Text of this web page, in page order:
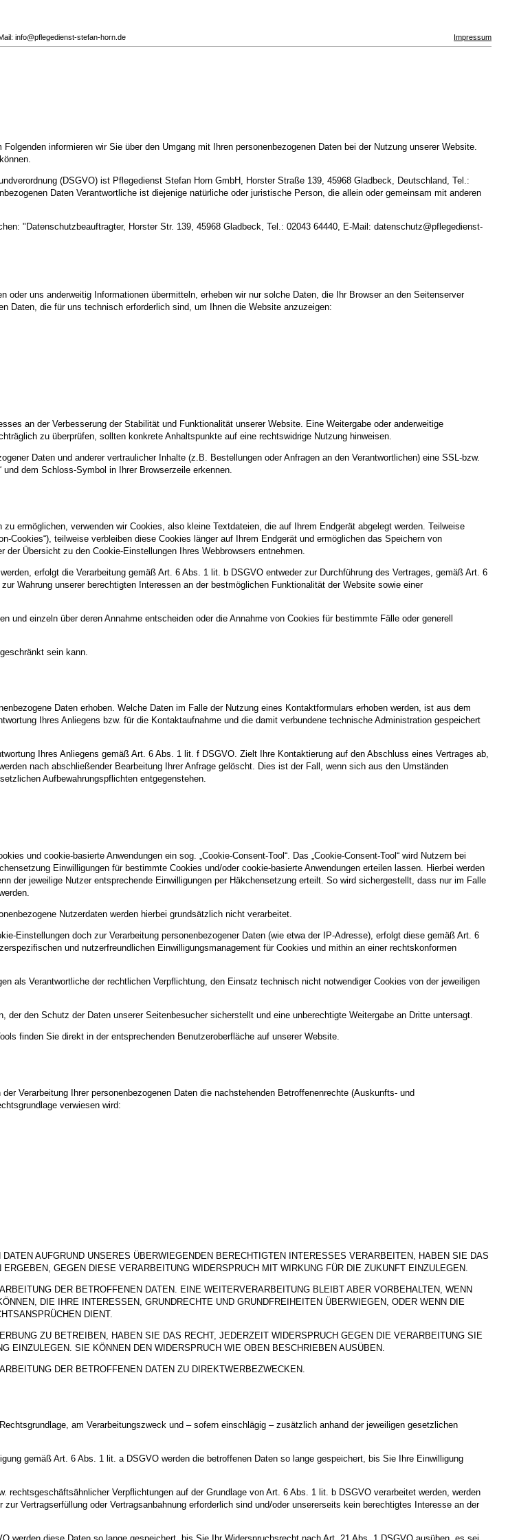
info@pflegedienst-stefan-horn.de Impressum
informieren wir Sie über den Umgang mit Ihren personenbezogenen Daten bei der Nutzung unserer Website.
(DSGVO) ist Pflegedienst Stefan Horn GmbH, Horster Straße 139, 45968 Gladbeck, Deutschland, Tel.:
Daten Verantwortliche ist diejenige natürliche oder juristische Person, die allein oder gemeinsam mit anderen
"Datenschutzbeauftragter, Horster Str. 139, 45968 Gladbeck, Tel.: 02043 64440, E-Mail: datenschutz@pflegedienst-
uns anderweitig Informationen übermitteln, erheben wir nur solche Daten, die Ihr Browser an den Seitenserver
Daten, die für uns technisch erforderlich sind, um Ihnen die Website anzuzeigen:
an der Verbesserung der Stabilität und Funktionalität unserer Website. Eine Weitergabe oder anderweitige
zu überprüfen, sollten konkrete Anhaltspunkte auf eine rechtswidrige Nutzung hinweisen.
Daten und anderer vertraulicher Inhalte (z.B. Bestellungen oder Anfragen an den Verantwortlichen) eine SSL-bzw.
dem Schloss-Symbol in Ihrer Browserzeile erkennen.
ermöglichen, verwenden wir Cookies, also kleine Textdateien, die auf Ihrem Endgerät abgelegt werden. Teilweise
teilweise verbleiben diese Cookies länger auf Ihrem Endgerät und ermöglichen das Speichern von
Übersicht zu den Cookie-Einstellungen Ihres Webbrowsers entnehmen.
erfolgt die Verarbeitung gemäß Art. 6 Abs. 1 lit. b DSGVO entweder zur Durchführung des Vertrages, gemäß Art. 6
Wahrung unserer berechtigten Interessen an der bestmöglichen Funktionalität der Website sowie einer
einzeln über deren Annahme entscheiden oder die Annahme von Cookies für bestimmte Fälle oder generell
sein kann.
Daten erhoben. Welche Daten im Falle der Nutzung eines Kontaktformulars erhoben werden, ist aus dem
Ihres Anliegens bzw. für die Kontaktaufnahme und die damit verbundene technische Administration gespeichert
Ihres Anliegens gemäß Art. 6 Abs. 1 lit. f DSGVO. Zielt Ihre Kontaktierung auf den Abschluss eines Vertrages ab,
nach abschließender Bearbeitung Ihrer Anfrage gelöscht. Dies ist der Fall, wenn sich aus den Umständen
Aufbewahrungspflichten entgegenstehen.
und cookie-basierte Anwendungen ein sog. „Cookie-Consent-Tool“. Das „Cookie-Consent-Tool“ wird Nutzern bei
Einwilligungen für bestimmte Cookies und/oder cookie-basierte Anwendungen erteilen lassen. Hierbei werden
der jeweilige Nutzer entsprechende Einwilligungen per Häkchensetzung erteilt. So wird sichergestellt, dass nur im Falle
Nutzerdaten werden hierbei grundsätzlich nicht verarbeitet.
Einstellungen doch zur Verarbeitung personenbezogener Daten (wie etwa der IP-Adresse), erfolgt diese gemäß Art. 6
und nutzerfreundlichen Einwilligungsmanagement für Cookies und mithin an einer rechtskonformen
als Verantwortliche der rechtlichen Verpflichtung, den Einsatz technisch nicht notwendiger Cookies von der jeweiligen
den Schutz der Daten unserer Seitenbesucher sicherstellt und eine unberechtigte Weitergabe an Dritte untersagt.
finden Sie direkt in der entsprechenden Benutzeroberfläche auf unserer Website.
Verarbeitung Ihrer personenbezogenen Daten die nachstehenden Betroffenenrechte (Auskunfts- und
verwiesen wird:
AUFGRUND UNSERES ÜBERWIEGENDEN BERECHTIGTEN INTERESSES VERARBEITEN, HABEN SIE DAS
GEGEN DIESE VERARBEITUNG WIDERSPRUCH MIT WIRKUNG FÜR DIE ZUKUNFT EINZULEGEN.
DER BETROFFENEN DATEN. EINE WEITERVERARBEITUNG BLEIBT ABER VORBEHALTEN, WENN
DIE IHRE INTERESSEN, GRUNDRECHTE UND GRUNDFREIHEITEN ÜBERWIEGEN, ODER WENN DIE
DIENT.
ZU BETREIBEN, HABEN SIE DAS RECHT, JEDERZEIT WIDERSPRUCH GEGEN DIE VERARBEITUNG SIE
EINZULEGEN. SIE KÖNNEN DEN WIDERSPRUCH WIE OBEN BESCHRIEBEN AUSÜBEN.
DER BETROFFENEN DATEN ZU DIREKTWERBEZWECKEN.
am Verarbeitungszweck und – sofern einschlägig – zusätzlich anhand der jeweiligen gesetzlichen
gemäß Art. 6 Abs. 1 lit. a DSGVO werden die betroffenen Daten so lange gespeichert, bis Sie Ihre Einwilligung
Verpflichtungen auf der Grundlage von Art. 6 Abs. 1 lit. b DSGVO verarbeitet werden, werden
Vertragserfüllung oder Vertragsanbahnung erforderlich sind und/oder unsererseits kein berechtigtes Interesse an der